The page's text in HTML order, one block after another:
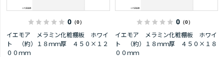
0 （0）
イエモア メラミン化粧棚板 ホワイ
ト （約）１８ｍｍ厚 ４５０×１２
００ｍｍ
0（0）
イエモア メラミン化粧棚板 ホワイ
ト （約）１８ｍｍ厚 ４５０×１８
００ｍｍ